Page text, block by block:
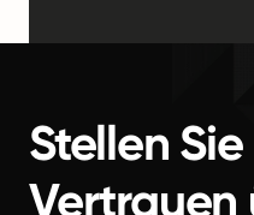
Stellen
Vertrauen